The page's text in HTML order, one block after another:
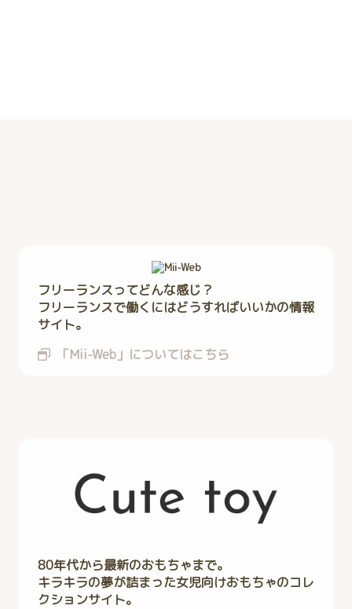
フリーランスってどんな感じ？
フリーランスで働くにはどうすればいいかの情報
サイト。
「Mii-Web」についてはこちら
80年代から最新のおもちゃまで。
キラキラの夢が詰まった女児向けおもちゃのコレ
クションサイト。